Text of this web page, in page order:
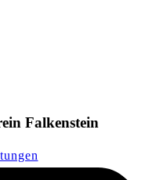
Falkenstein